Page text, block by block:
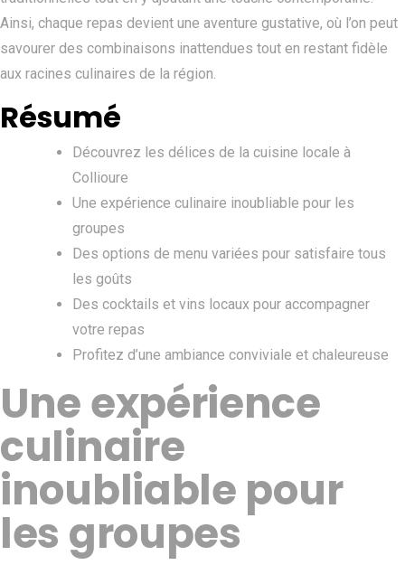
Ainsi, chaque repas devient une aventure gustative, où l’on peut
savourer des combinaisons inattendues tout en restant fidèle
aux racines culinaires de la région.
Résumé
Découvrez les délices de la cuisine locale à
Collioure
Une expérience culinaire inoubliable pour les
groupes
Des options de menu variées pour satisfaire tous
les goûts
Des cocktails et vins locaux pour accompagner
votre repas
Profitez d’une ambiance conviviale et chaleureuse
Une expérience
culinaire
inoubliable pour
les groupes